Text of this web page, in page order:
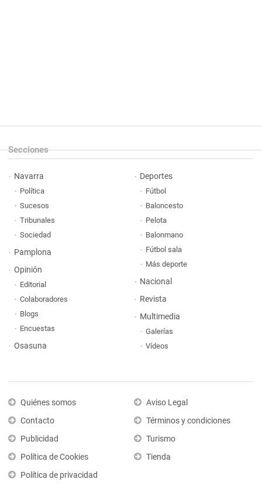
Secciones
Navarra
Política
Sucesos
Tribunales
Sociedad
Pamplona
Opinión
Editorial
Colaboradores
Blogs
Encuestas
Osasuna
Deportes
Fútbol
Baloncesto
Pelota
Balonmano
Fútbol sala
Más deporte
Nacional
Revista
Multimedia
Galerías
Vídeos
Quiénes somos
Contacto
Publicidad
Política de Cookies
Política de privacidad
Aviso Legal
Términos y condiciones
Turismo
Tienda